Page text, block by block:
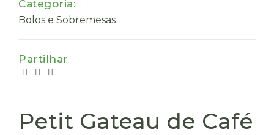
Categoria:
Bolos e Sobremesas
Partilhar
Petit Gateau de Café